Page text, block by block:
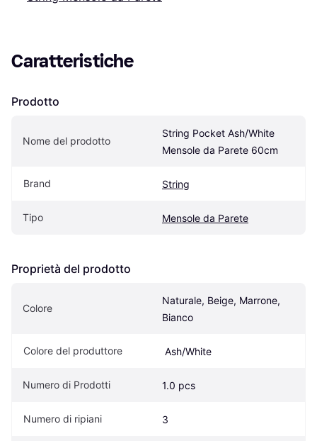
Caratteristiche
Prodotto
Nome del prodotto
String Pocket Ash/White
Mensole da Parete 60cm
Brand String
Tipo Mensole da Parete
Proprietà del prodotto
Colore
Naturale, Beige, Marrone,
Bianco
Colore del produttore Ash/White
Numero di Prodotti 1.0 pcs
Numero di ripiani 3